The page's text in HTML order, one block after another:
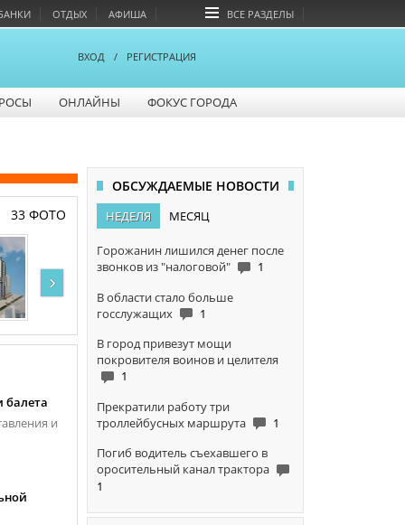
ОТДЫХ АФИША ВСЕ РАЗДЕЛЫ
ВХОД / РЕГИСТРАЦИЯ
ОНЛАЙНЫ ФОКУС ГОРОДА
33 ФОТО
›
балета
и
ОБСУЖДАЕМЫЕ НОВОСТИ
НЕДЕЛЯ МЕСЯЦ
Горожанин лишился денег после
звонков из "налоговой"
1
В области стало больше
госслужащих
1
В город привезут мощи
покровителя воинов и целителя
1
Прекратили работу три
троллейбусных маршрута
1
Погиб водитель съехавшего в
оросительный канал трактора
1